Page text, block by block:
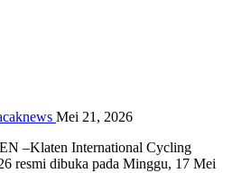
Mei 21, 2026
–Klaten International Cycling
resmi dibuka pada Minggu, 17 Mei